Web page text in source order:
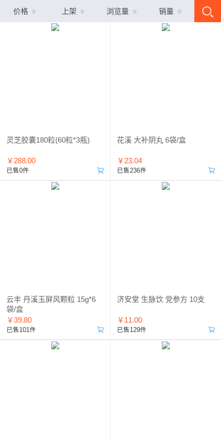
价格 上架 浏览量 销量
灵芝胶囊180粒(60粒*3瓶)
￥288.00
已售0件
花溪 大补阴丸 6袋/盒
￥23.04
已售236件
云丰 丹溪玉屏风颗粒 15g*6
袋/盒
￥39.80
已售101件
济安堂 生脉饮 党参方 10支
￥11.00
已售129件